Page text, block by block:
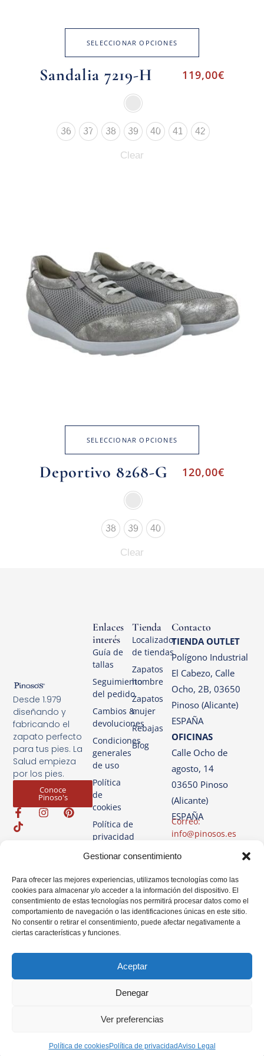
Gestionar consentimiento
Para ofrecer las mejores experiencias, utilizamos tecnologías como las
cookies para almacenar y/o acceder a la información del dispositivo. El
consentimiento de estas tecnologías nos permitirá procesar datos como el
comportamiento de navegación o las identificaciones únicas en este sitio.
No consentir o retirar el consentimiento, puede afectar negativamente a
ciertas características y funciones.
Aceptar
Denegar
Ver preferencias
Política de cookiesPolítica de privacidadAviso Legal
SELECCIONAR OPCIONES
Sandalia 7219-H 119,00€
36 37 38 39 40 41 42
Clear
SELECCIONAR OPCIONES
Deportivo 8268-G 120,00€
38 39 40
Clear
Desde 1.979
diseñando y
fabricando el
zapato perfecto
para tus pies. La
Salud empieza
por los pies.
Conoce
Pinoso's
Tienda
Localizador
de tiendas
Zapatos
hombre
Zapatos
mujer
Rebajas
Blog
Enlaces
interés
Guía de
tallas
Seguimiento
del pedido
Cambios &
devoluciones
Condiciones
generales
de uso
Política
de
cookies
Política de
privacidad
Aviso
Contacto
TIENDA OUTLET
Polígono Industrial
El Cabezo, Calle
Ocho, 2B, 03650
Pinoso (Alicante)
ESPAÑA
OFICINAS
Calle Ocho de
agosto, 14
03650 Pinoso
(Alicante)
ESPAÑA
Correo:
info@pinosos.es
Teléfono: +34 96 69
70 274
+34 670 387 812
(sólo Whatsapp)
Horario: Lun-Vie de
07:00h a 14:00h
© Pinosos. Todos los derechos reservados 2025